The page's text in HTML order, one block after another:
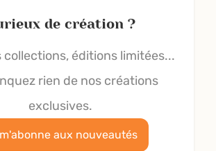
de création ?
collections, éditions limitées...
rien de nos créations
exclusives.
aux nouveautés